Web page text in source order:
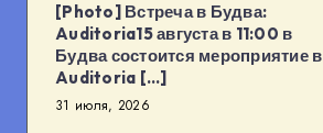
[Photo] Встреча в Будва:
Auditoria15 августа в 11:00 в
Будва состоится мероприятие в
Auditoria […]
31 июля, 2026